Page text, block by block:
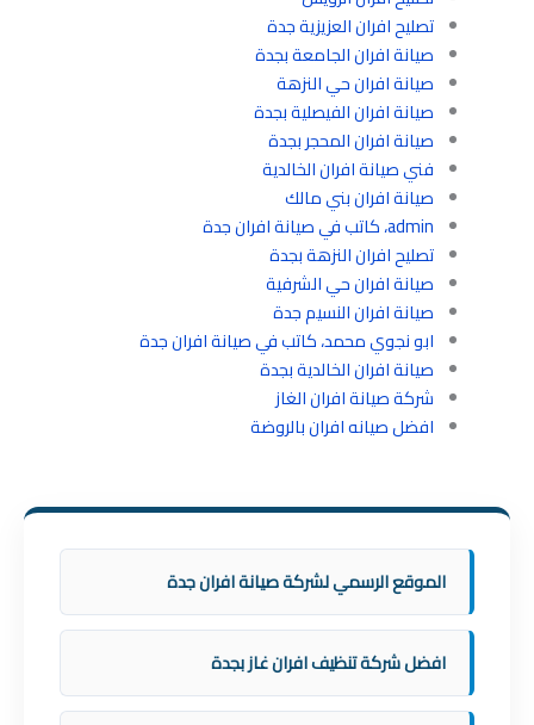
تصليح افران العزيزية جدة
صيانة افران الجامعة بجدة
صيانة افران حي النزهة
صيانة افران الفيصلية بجدة
صيانة افران المحجر بجدة
فني صيانة افران الخالدية
صيانة افران بني مالك
admin، كاتب في صيانة افران جدة
تصليح افران النزهة بجدة
صيانة افران حي الشرفية
صيانة افران النسيم جدة
ابو نجوي محمد، كاتب في صيانة افران جدة
صيانة افران الخالدية بجدة
شركة صيانة افران الغاز
افضل صيانه افران بالروضة
الموقع الرسمي لشركة صيانة افران جدة
افضل شركة تنظيف افران غاز بجدة